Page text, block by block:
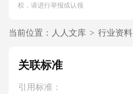
权，请进行举报或认领
当前位置： 人人文库 > 行业资料
关联标准
引用标准：